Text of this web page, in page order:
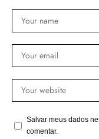
Salvar meus dados
comentar.